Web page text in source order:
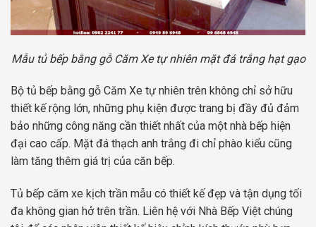
Mẫu tủ bếp bằng gỗ Căm Xe tự nhiên mặt đá trắng hạt gạo
Bộ tủ bếp bằng gỗ Căm Xe tự nhiên trên không chỉ sở hữu
thiết kế rộng lớn, những phụ kiện được trang bị đầy đủ đảm
bảo những công năng cần thiết nhất của một nhà bếp hiện
đại cao cấp. Mặt đá thạch anh trắng đi chỉ phào kiểu cũng
làm tăng thêm giá trị của căn bếp.
Tủ bếp căm xe kịch trần mẫu có thiết kế đẹp và tận dụng tối
đa không gian hở trên trần. Liên hệ với Nhà Bếp Việt chúng